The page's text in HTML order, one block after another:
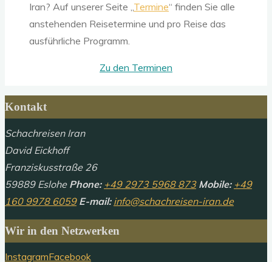
Iran? Auf unserer Seite „Termine“ finden Sie alle
anstehenden Reisetermine und pro Reise das
ausführliche Programm.
Zu den Terminen
Kontakt
Schachreisen Iran
David Eickhoff
Franziskusstraße 26
59889 Eslohe Phone: +49 2973 5968 873 Mobile: +49
160 9978 6059 E-mail: info@schachreisen-iran.de
Wir in den Netzwerken
InstagramFacebook